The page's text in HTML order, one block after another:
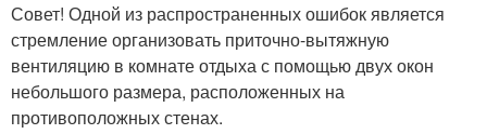
Совет! Одной из распространенных ошибок является
стремление организовать приточно-вытяжную
вентиляцию в комнате отдыха с помощью двух окон
небольшого размера, расположенных на
противоположных стенах.